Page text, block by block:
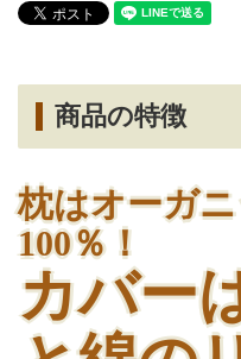
商品の特徴
枕はオーガ
100％！
カバー